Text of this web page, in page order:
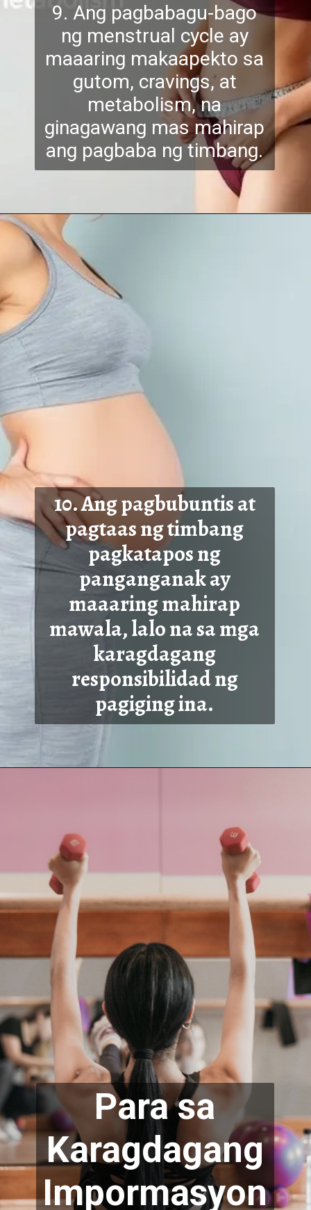
9. Ang pagbabagu-bago
ng menstrual cycle ay
maaaring makaapekto sa
gutom, cravings, at
metabolism, na
ginagawang mas mahirap
ang pagbaba ng timbang.
10. Ang pagbubuntis at
pagtaas ng timbang
pagkatapos ng
panganganak ay
maaaring mahirap
mawala, lalo na sa mga
karagdagang
responsibilidad ng
pagiging ina.
Para sa
Karagdagang
Impormasyon